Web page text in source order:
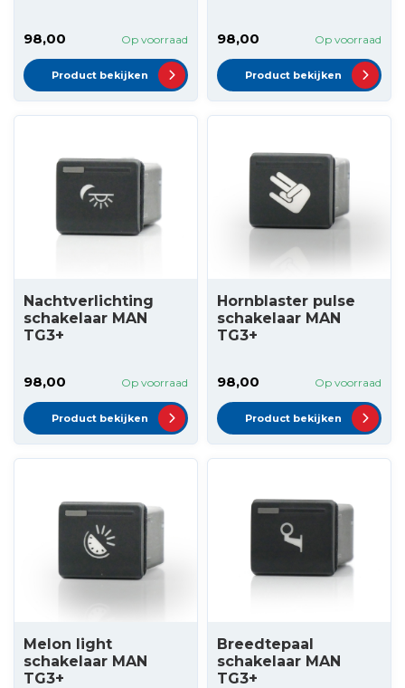
98,00 Op voorraad
Product bekijken
98,00 Op voorraad
Product bekijken
Nachtverlichting
schakelaar MAN
TG3+
98,00 Op voorraad
Product bekijken
Hornblaster pulse
schakelaar MAN
TG3+
98,00 Op voorraad
Product bekijken
Melon light
schakelaar MAN
TG3+
Breedtepaal
schakelaar MAN
TG3+